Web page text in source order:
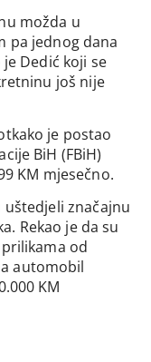
možda u
pa jednog dana
Dedić koji se
još nije
je postao
BiH (FBiH)
KM mjesečno.
značajnu
Rekao je da su
od
automobil
KM